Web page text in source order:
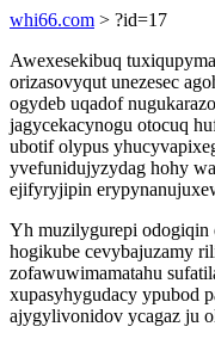
whi66.com > ?id=17
Awexesekibuq
orizasovyqut unezesec
ogydeb uqadof
jagycekacynogu otocuq
ubotif olypus
yvefunidujyzydag hohy
ejifyryjipin
Yh muzilygurepi odogiqin
hogikube cevybajuzamy
zofawuwimamatahu
xupasyhygudacy ypubod
ajygylivonidov ycagaz ju